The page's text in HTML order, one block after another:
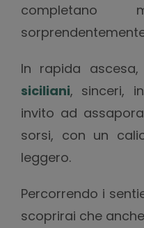
In rapida
siciliani, sinceri,
invito ad
sorsi, con un
leggero.
Percorrendo i
scoprirai che